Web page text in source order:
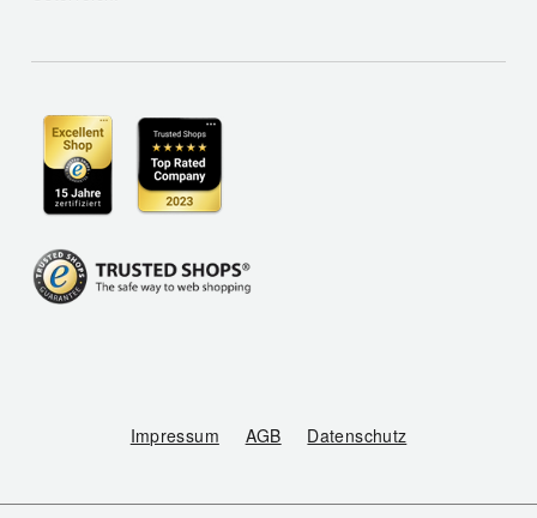
Impressum AGB Datenschutz